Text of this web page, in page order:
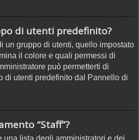
di utenti predefinito?
un gruppo di utenti, quello impostato
il colore e quali permessi di
può permetterti di
di utenti predefinito dal Pannello di
“Staff”?
una lista degli amministratori e dei